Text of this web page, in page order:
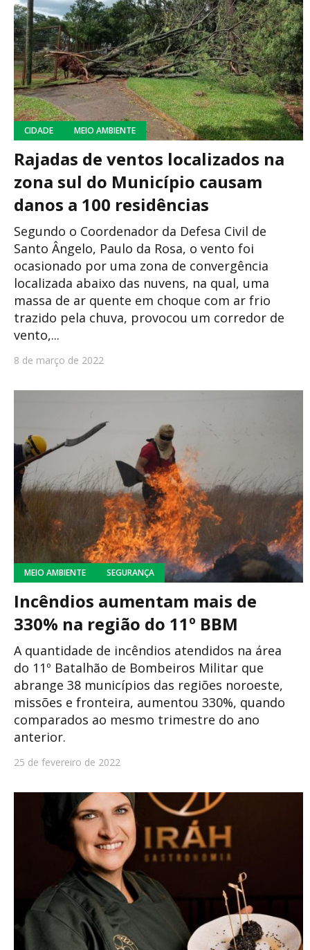
CIDADE MEIO AMBIENTE
Rajadas de ventos localizados na
zona sul do Município causam
danos a 100 residências
Segundo o Coordenador da Defesa Civil de
Santo Ângelo, Paulo da Rosa, o vento foi
ocasionado por uma zona de convergência
localizada abaixo das nuvens, na qual, uma
massa de ar quente em choque com ar frio
trazido pela chuva, provocou um corredor de
vento,...
8 de março de 2022
MEIO AMBIENTE SEGURANÇA
Incêndios aumentam mais de
330% na região do 11º BBM
A quantidade de incêndios atendidos na área
do 11º Batalhão de Bombeiros Militar que
abrange 38 municípios das regiões noroeste,
missões e fronteira, aumentou 330%, quando
comparados ao mesmo trimestre do ano
anterior.
25 de fevereiro de 2022